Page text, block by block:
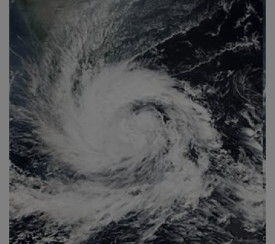
About Author
Contact
Dipotsav Special
આંતરરાષ્ટ્રીય
રાષ્ટ્રીય
ગુજરાત
જુનાગઢ
Support US